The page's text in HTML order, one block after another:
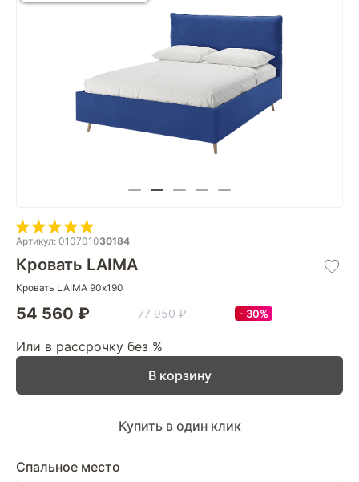
Артикул: 010701030184
Кровать LAIMA
Кровать LAIMA 90х190
54 560 ₽ 77 950 ₽ 30%
Или в рассрочку без %
Спальное место
В корзину
Купить в один клик